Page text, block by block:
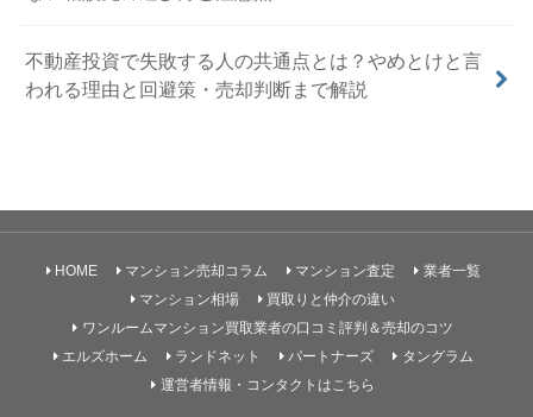
不動産投資で失敗する人の共通点とは？やめとけと言
われる理由と回避策・売却判断まで解説
HOME マンション売却コラム マンション査定
業者一覧
マンション相場
買取りと仲介の違い
ワンルームマンション買取業者の口コミ評判＆売却のコツ
エルズホーム
ランドネット パートナーズ
タングラム
運営者情報・コンタクトはこちら